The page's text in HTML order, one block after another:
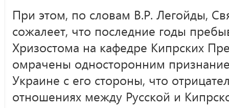
При этом, по словам В.Р. Легойды,
сожалеет, что последние годы
Хризостома на кафедре Кипрских
омрачены односторонним
Украине с его стороны, что
отношениях между Русской и